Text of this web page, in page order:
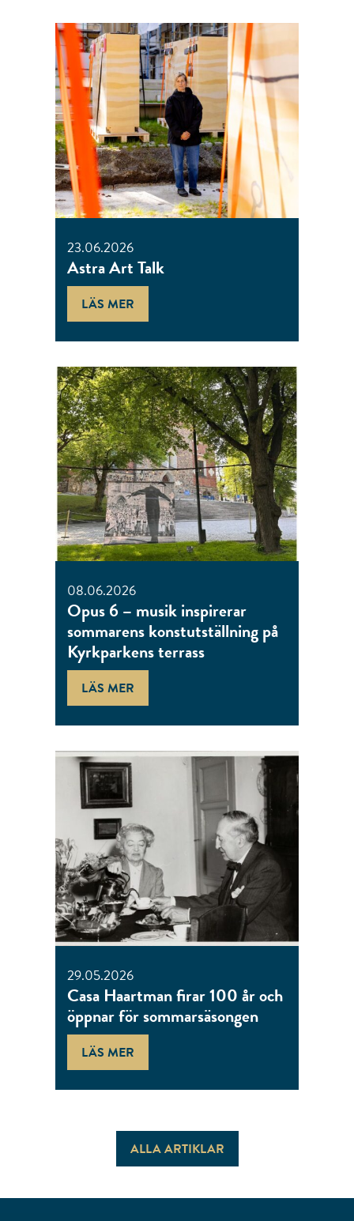
23.06.2026
Astra Art Talk
LÄS MER
08.06.2026
Opus 6 – musik inspirerar
sommarens konstutställning på
Kyrkparkens terrass
LÄS MER
29.05.2026
Casa Haartman firar 100 år och
öppnar för sommarsäsongen
LÄS MER
ALLA ARTIKLAR